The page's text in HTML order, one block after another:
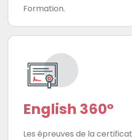
Formation.
English 360°
Les épreuves de la